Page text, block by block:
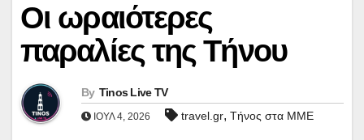
Οι ωραιότερες
παραλίες της Τήνου
By Tinos Live TV
ΙΟΎΛ 4, 2026 travel.gr, Τήνος στα ΜΜΕ